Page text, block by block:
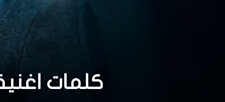
كلمات اغنية